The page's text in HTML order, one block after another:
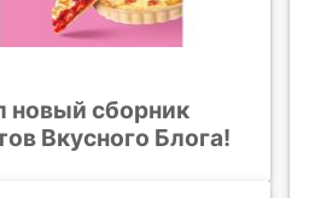
новый сборник
Вкусного Блога!